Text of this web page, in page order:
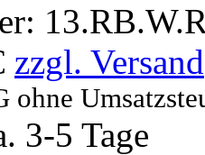
zzgl. Versand
ohne
3-5 Tage